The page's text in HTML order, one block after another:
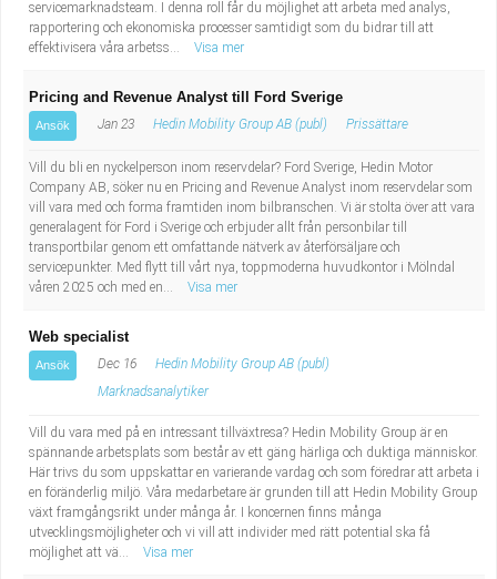
servicemarknadsteam. I denna roll får du möjlighet att arbeta med analys,
rapportering och ekonomiska processer samtidigt som du bidrar till att
effektivisera våra arbetss...
Visa mer
Pricing and Revenue Analyst till Ford Sverige
Ansök Jan 23 Hedin Mobility Group AB (publ) Prissättare
Vill du bli en nyckelperson inom reservdelar? Ford Sverige, Hedin Motor
Company AB, söker nu en Pricing and Revenue Analyst inom reservdelar som
vill vara med och forma framtiden inom bilbranschen. Vi är stolta över att vara
generalagent för Ford i Sverige och erbjuder allt från personbilar till
transportbilar genom ett omfattande nätverk av återförsäljare och
servicepunkter. Med flytt till vårt nya, toppmoderna huvudkontor i Mölndal
våren 2025 och med en...
Visa mer
Web specialist
Ansök Dec 16
Hedin Mobility Group AB (publ)
Marknadsanalytiker
Vill du vara med på en intressant tillväxtresa? Hedin Mobility Group är en
spännande arbetsplats som består av ett gäng härliga och duktiga människor.
Här trivs du som uppskattar en varierande vardag och som föredrar att arbeta i
en föränderlig miljö. Våra medarbetare är grunden till att Hedin Mobility Group
växt framgångsrikt under många år. I koncernen finns många
utvecklingsmöjligheter och vi vill att individer med rätt potential ska få
möjlighet att vä...
Visa mer